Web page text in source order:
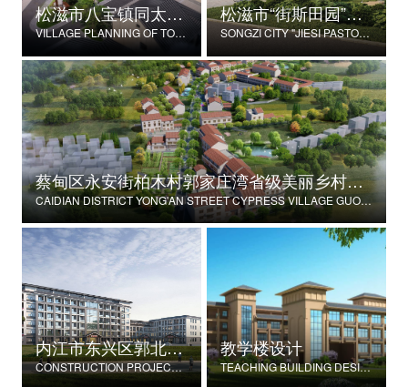
松滋市八宝镇同太湖村村庄规划
VILLAGE PLANNING OF TONGTAIHU VILLAGE, BABAO TOWN, SONGZI CITY
松滋市“街斯田园”美丽乡村示范片建设项目
SONGZI CITY "JIESI PASTORAL" BEAUTIFUL RURAL DEMONSTRATION FILM CONSTRUCTION PROJECT
蔡甸区永安街柏木村郭家庄湾省级美丽乡村试点建设项目
CAIDIAN DISTRICT YONG'AN STREET CYPRESS VILLAGE GUOJIAZHUANG BAY PROVINCIAL BEAUTIFUL VILLAGE PILOT CONSTRUCTION PROJECT
内江市东兴区郭北养老服务中心建设项目
CONSTRUCTION PROJECT OF GUOBEI ELDERLY SERVICE CENTER IN DONGXING DISTRICT, NEIJIANG CITY
教学楼设计
TEACHING BUILDING DESIGN